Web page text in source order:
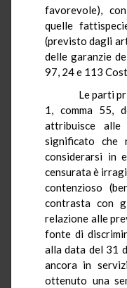
favorevole),
quelle
(previsto dagli
delle garanzie
97, 24 e 113
Le parti
1, comma 55,
attribuisce alle
significato che
considerarsi in
censurata è
contenzioso
contrasta con
relazione alle
fonte di
alla data del 31
ancora in
ottenuto una